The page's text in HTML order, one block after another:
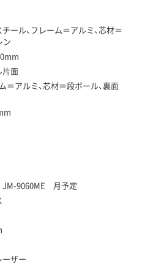
ール、フレーム＝アルミ、芯材＝
ン
片面
＝アルミ、芯材＝段ボール、裏面
JM-9060ME 月予定
ーザー